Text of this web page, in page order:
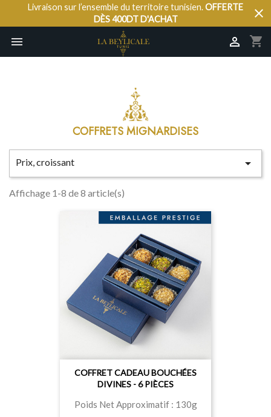
Livraison sur l’ensemble du territoire tunisien.OFFERTE
DÈS 400DT D'ACHAT
close

shopping_cart

COFFRETS MIGNARDISES
Prix, croissant 
Affichage 1-8 de 8 article(s)
COFFRET CADEAU BOUCHÉES
DIVINES - 6 PIÈCES
Poids Net Approximatif : 130g